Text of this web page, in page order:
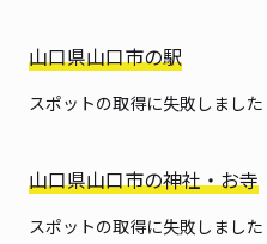
山口県山口市の駅
スポットの取得に失敗しました
山口県山口市の神社・お寺
スポットの取得に失敗しました